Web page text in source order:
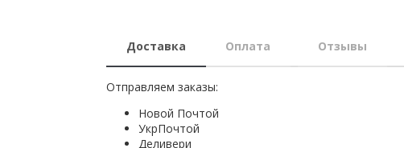
Доставка Оплата Отзывы
Отправляем заказы:
Новой Почтой
УкрПочтой
Деливери